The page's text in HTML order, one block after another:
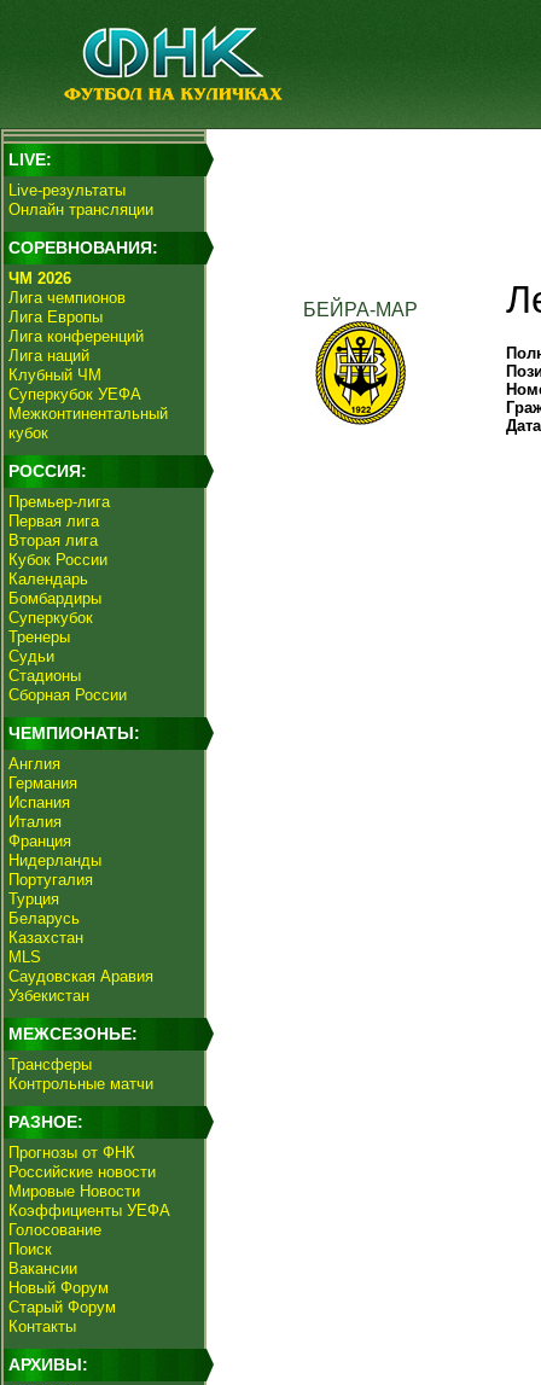
LIVE:
Live-результаты
Онлайн трансляции
СОРЕВНОВАНИЯ:
ЧМ 2026
Лига чемпионов
Лига Европы
Лига конференций
Лига наций
Клубный ЧМ
Суперкубок УЕФА
Межконтинентальный
кубок
РОССИЯ:
Премьер-лига
Первая лига
Вторая лига
Кубок России
Календарь
Бомбардиры
Суперкубок
Тренеры
Судьи
Стадионы
Сборная России
ЧЕМПИОНАТЫ:
Англия
Германия
Испания
Италия
Франция
Нидерланды
Португалия
Турция
Беларусь
Казахстан
MLS
Саудовская Аравия
Узбекистан
МЕЖСЕЗОНЬЕ:
Трансферы
Контрольные матчи
РАЗНОЕ:
Прогнозы от ФНК
Российские новости
Мировые Новости
Коэффициенты УЕФА
Голосование
Поиск
Вакансии
Новый Форум
Старый Форум
Контакты
АРХИВЫ:
БЕЙРА-МАР